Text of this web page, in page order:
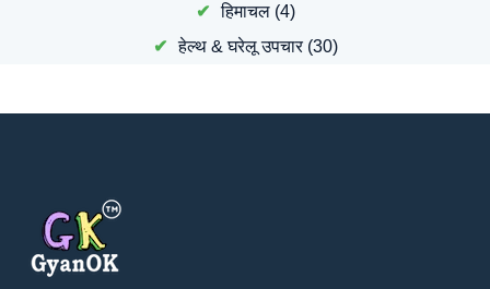
हिमाचल (4)
हेल्थ & घरेलू उपचार(30)